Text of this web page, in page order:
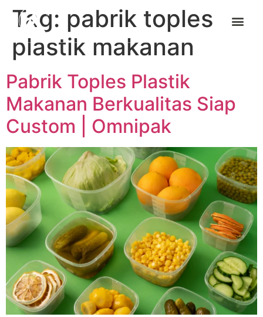
Tag: pabrik toples
plastik makanan
Pabrik Toples Plastik
Makanan Berkualitas Siap
Custom | Omnipak